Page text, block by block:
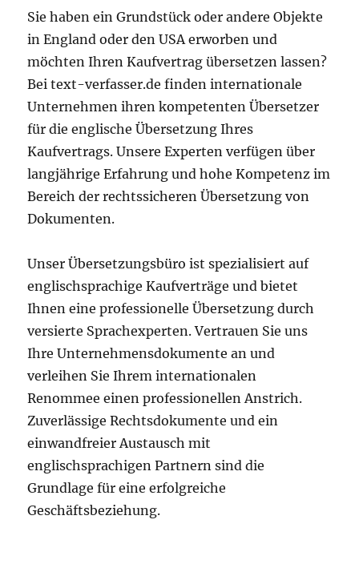
Sie haben ein Grundstück oder andere Objekte
in England oder den USA erworben und
möchten Ihren Kaufvertrag übersetzen lassen?
Bei text-verfasser.de finden internationale
Unternehmen ihren kompetenten Übersetzer
für die englische Übersetzung Ihres
Kaufvertrags. Unsere Experten verfügen über
langjährige Erfahrung und hohe Kompetenz im
Bereich der rechtssicheren Übersetzung von
Dokumenten.
Unser Übersetzungsbüro ist spezialisiert auf
englischsprachige Kaufverträge und bietet
Ihnen eine professionelle Übersetzung durch
versierte Sprachexperten. Vertrauen Sie uns
Ihre Unternehmensdokumente an und
verleihen Sie Ihrem internationalen
Renommee einen professionellen Anstrich.
Zuverlässige Rechtsdokumente und ein
einwandfreier Austausch mit
englischsprachigen Partnern sind die
Grundlage für eine erfolgreiche
Geschäftsbeziehung.